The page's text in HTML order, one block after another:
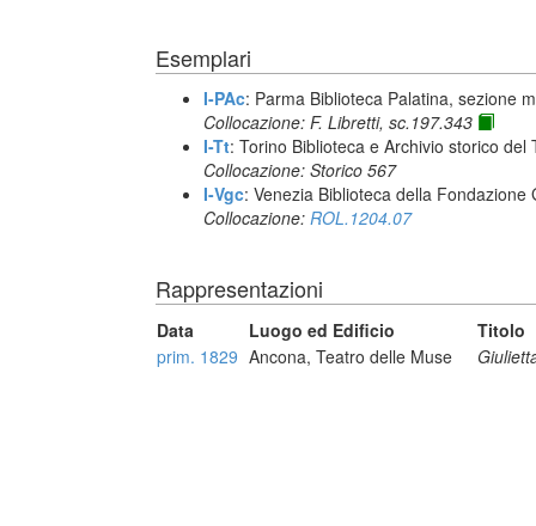
Esemplari
I-PAc: Parma Biblioteca Palatina, sezione
Collocazione: F. Libretti, sc.197.343
I-Tt: Torino Biblioteca e Archivio storico del
Collocazione: Storico 567
I-Vgc: Venezia Biblioteca della Fondazione
Collocazione: ROL.1204.07
Rappresentazioni
Data Luogo ed Edificio
Titolo
prim. 1829 Ancona, Teatro delle Muse